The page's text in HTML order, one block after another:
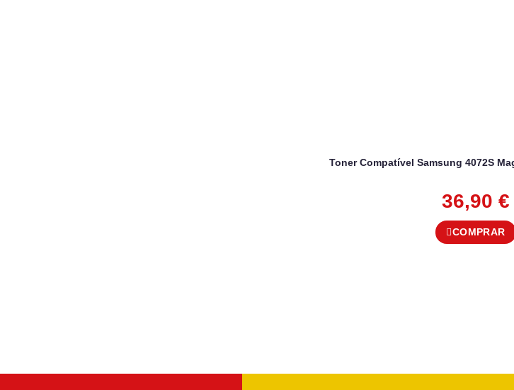
Toner Compatível Samsung 4072S
36,90 €
COMPRAR